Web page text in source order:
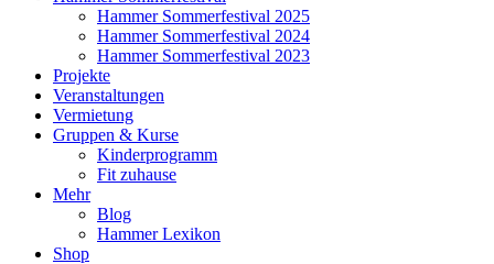
Hammer Sommerfestival 2025
Hammer Sommerfestival 2024
Hammer Sommerfestival 2023
Projekte
Veranstaltungen
Vermietung
Gruppen & Kurse
Kinderprogramm
Fit zuhause
Mehr
Blog
Hammer Lexikon
Shop